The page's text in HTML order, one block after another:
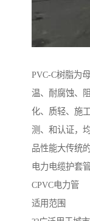
PVC-C树脂为
温、耐腐蚀、
化、质轻、施
测、和认证，
品性能大传统
电力电缆护套
CPVC电力管
适用范围